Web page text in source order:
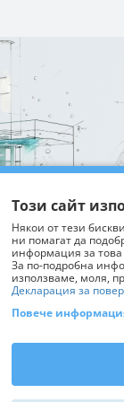
Този сайт
Някои от тези
ни помагат да
информация за това
За по-подробна
използваме, моля,
Декларация за
Повече